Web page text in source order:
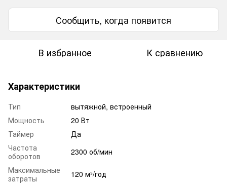
Сообщить, когда появится
В избранное К сравнению
Характеристики
Тип
вытяжной, встроенный
Мощность
20 Вт
Таймер
Да
Частота
оборотов
2300 об/мин
Максимальные
затраты
120 м³/год